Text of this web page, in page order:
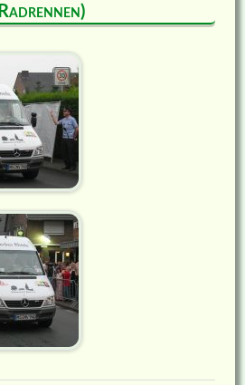
Radrennen)